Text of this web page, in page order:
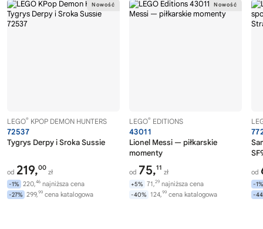
LEGO® KPOP DEMON HUNTERS
72537
Tygrys Derpy i Sroka Sussie
od 219,00
zł
-1% 220,46 najniższa cena
-27% 299,99 cena katalogowa
LEGO® EDITIONS
43011
Lionel Messi — piłkarskie
momenty
od 75,11
zł
+5% 71,29 najniższa cena
-40% 124,99 cena katalogowa
od
-1%
-